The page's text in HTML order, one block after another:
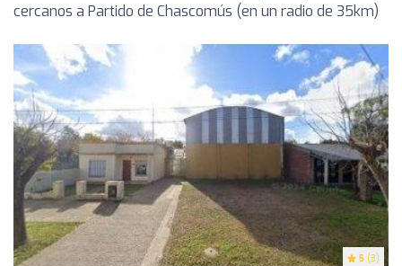
cercanos a Partido de Chascomús (en un radio de 35km)
5 (3)